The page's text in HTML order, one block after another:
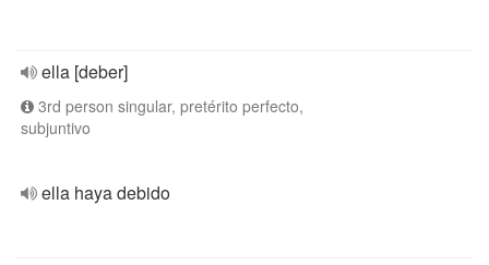
ella [deber]
3rd person singular, pretérito perfecto,
subjuntivo
ella haya debido